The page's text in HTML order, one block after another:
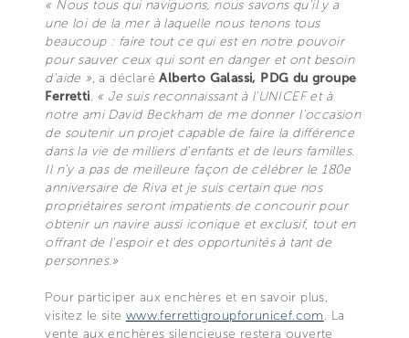
« Nous tous qui naviguons, nous savons qu'il y a
une loi de la mer à laquelle nous tenons tous
beaucoup : faire tout ce qui est en notre pouvoir
pour sauver ceux qui sont en danger et ont besoin
d'aide », a déclaréAlberto Galassi, PDG du groupe
Ferretti. « Je suis reconnaissant à l'UNICEF et à
notre ami David Beckham de me donner l'occasion
de soutenir un projet capable de faire la différence
dans la vie de milliers d'enfants et de leurs familles.
Il n'y a pas de meilleure façon de célébrer le 180e
anniversaire de Riva et je suis certain que nos
propriétaires seront impatients de concourir pour
obtenir un navire aussi iconique et exclusif, tout en
offrant de l'espoir et des opportunités à tant de
personnes.»
Pour participer aux enchères et en savoir plus,
visitez le site www.ferrettigroupforunicef.com. La
vente aux enchères silencieuse restera ouverte